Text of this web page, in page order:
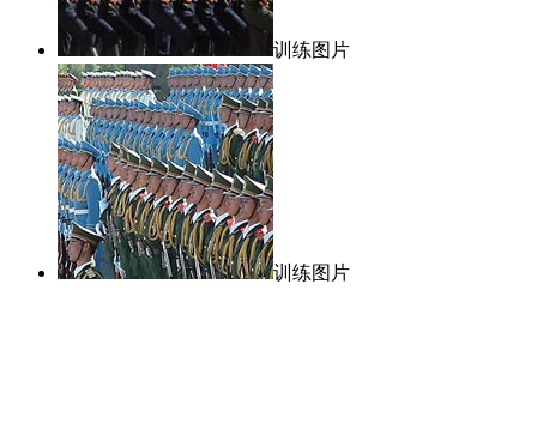
训练图片
训练图片